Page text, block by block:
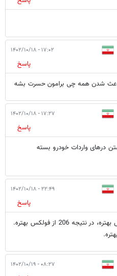
۱۷:۰۲ - ۱۴۰۲/۱۰/۱۸
پاسخ
شدن همه چی برامون حسرت بشه
۱۷:۲۷ - ۱۴۰۲/۱۰/۱۸
پاسخ
درهای واردات خودرو بسته
۲۲:۴۹ - ۱۴۰۲/۱۰/۱۸
پاسخ
206 از لندکروز بهتره، لندکروز از فولکس بهتره، در نتیجه 206 از فولکس بهتره.
۰۸:۲۷ - ۱۴۰۲/۱۰/۱۹